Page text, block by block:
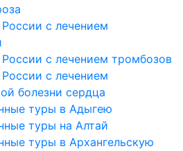
с лечением
с лечением тромбозов
с лечением
болезни сердца
туры в Адыгею
туры на Алтай
туры в Архангельскую